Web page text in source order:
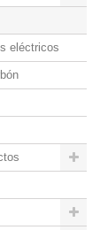
eléctricos